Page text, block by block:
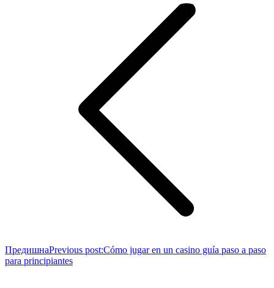
ПредишнаPrevious post:Cómo jugar en un casino guía paso a paso
para principiantes